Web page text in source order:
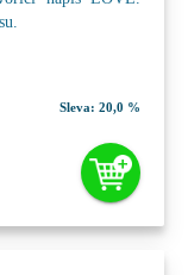
Sleva: 20,0 %